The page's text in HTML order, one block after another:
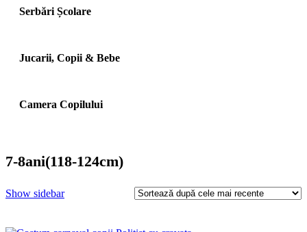
Serbări Școlare
Jucarii, Copii & Bebe
Camera Copilului
7-8ani(118-124cm)
Show sidebar